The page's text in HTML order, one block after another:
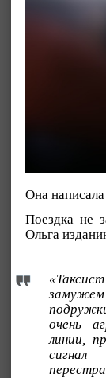
Она
Поездка не
Ольга
замужем
очень
линии,